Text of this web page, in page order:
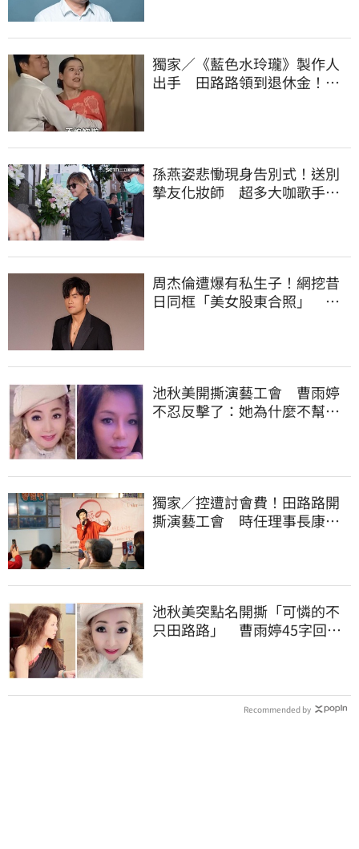
獨家／《藍色水玲瓏》製作人
出手 田路路領到退休金！隱
孫燕姿悲慟現身告別式！送別
摯友化妝師 超多大咖歌手全
周杰倫遭爆有私生子！網挖昔
日同框「美女股東合照」 杰
池秋美開撕演藝工會 曹雨婷
不忍反擊了：她為什麼不幫田
獨家／控遭討會費！田路路開
撕演藝工會 時任理事長康凱
池秋美突點名開撕「可憐的不
只田路路」 曹雨婷45字回應
Recommended by